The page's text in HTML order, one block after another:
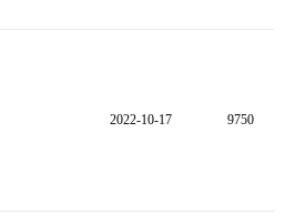
2022-10-17 9750